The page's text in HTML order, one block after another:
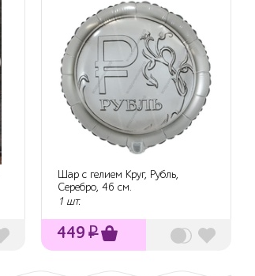
Шар с гелием Круг, Рубль,
Серебро, 46 см.
1 шт.
449 ₽